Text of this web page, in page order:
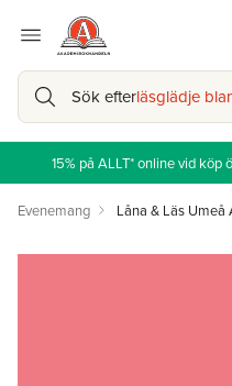
Sök efterläsglädje
15% på ALLT* online vid köp
Evenemang Låna & Läs Umeå